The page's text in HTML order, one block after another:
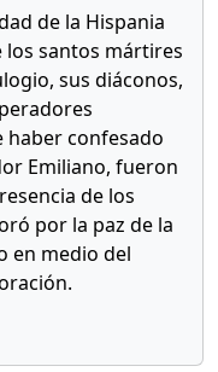
de la Hispania
los santos mártires
sus diáconos,
haber confesado
Emiliano, fueron
de los
por la paz de la
en medio del